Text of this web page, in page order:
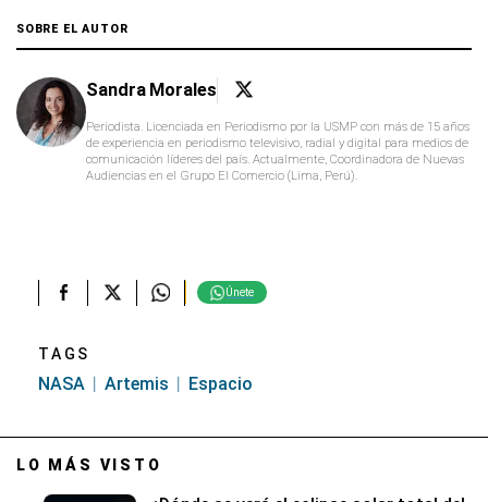
SOBRE EL AUTOR
Sandra Morales
Periodista. Licenciada en Periodismo por la USMP con más de 15 años
de experiencia en periodismo televisivo, radial y digital para medios de
comunicación líderes del país. Actualmente, Coordinadora de Nuevas
Audiencias en el Grupo El Comercio (Lima, Perú).
Únete
TAGS
NASA Artemis Espacio
LO MÁS VISTO